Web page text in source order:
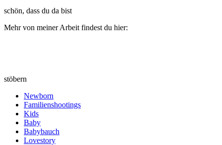
schön, dass du da bist
Mehr von meiner Arbeit findest du hier:
stöbern
Newborn
Familienshootings
Kids
Baby
Babybauch
Lovestory